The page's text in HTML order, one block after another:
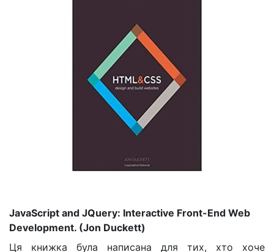
JavaScript and JQuery: Interactive Front-End Web
Development. (Jon Duckett)
Ця книжка була написана для тих, хто хоче